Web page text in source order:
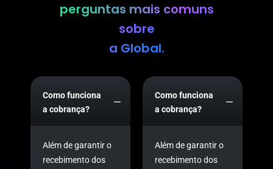
perguntas mais comuns
sobre
a Global.
Como funciona
a cobrança?
Além de garantir o
recebimento dos
Como funciona
a cobrança?
Além de garantir o
recebimento dos